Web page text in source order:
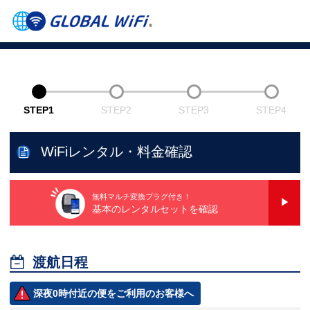
STEP1 STEP2 STEP3 STEP4
WiFiレンタル・料金確認
無料マルチ変換プラグ付き！
基本のレンタルセットを確認
 渡航日程
深夜0時付近の便をご利用のお客様へ